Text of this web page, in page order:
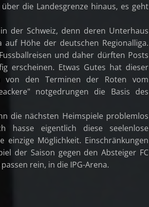
die Landesgrenze hinaus, es geht
der Schweiz, denn deren Unterhaus
Höhe der deutschen Regionalliga.
und daher dürften Posts
erscheinen. Etwas Gutes hat dieser
von den Terminen der Roten vom
notgedrungen die Basis des
die nächsten Heimspiele problemlos
hasse eigentlich diese seelenlose
Möglichkeit. Einschränkungen
der Saison gegen den Absteiger FC
rein, in die IPG-Arena.